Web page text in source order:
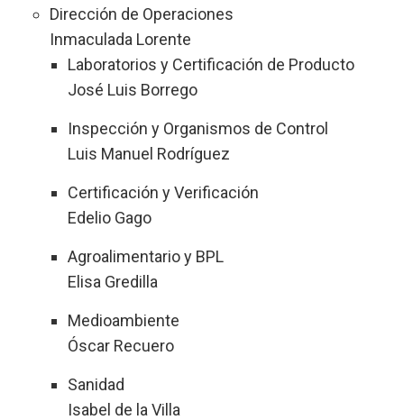
Dirección de Operaciones
Inmaculada Lorente
Laboratorios y Certificación de Producto
José Luis Borrego
Inspección y Organismos de Control
Luis Manuel Rodríguez
Certificación y Verificación
Edelio Gago
Agroalimentario y BPL
Elisa Gredilla
Medioambiente
Óscar Recuero
Sanidad
Isabel de la Villa